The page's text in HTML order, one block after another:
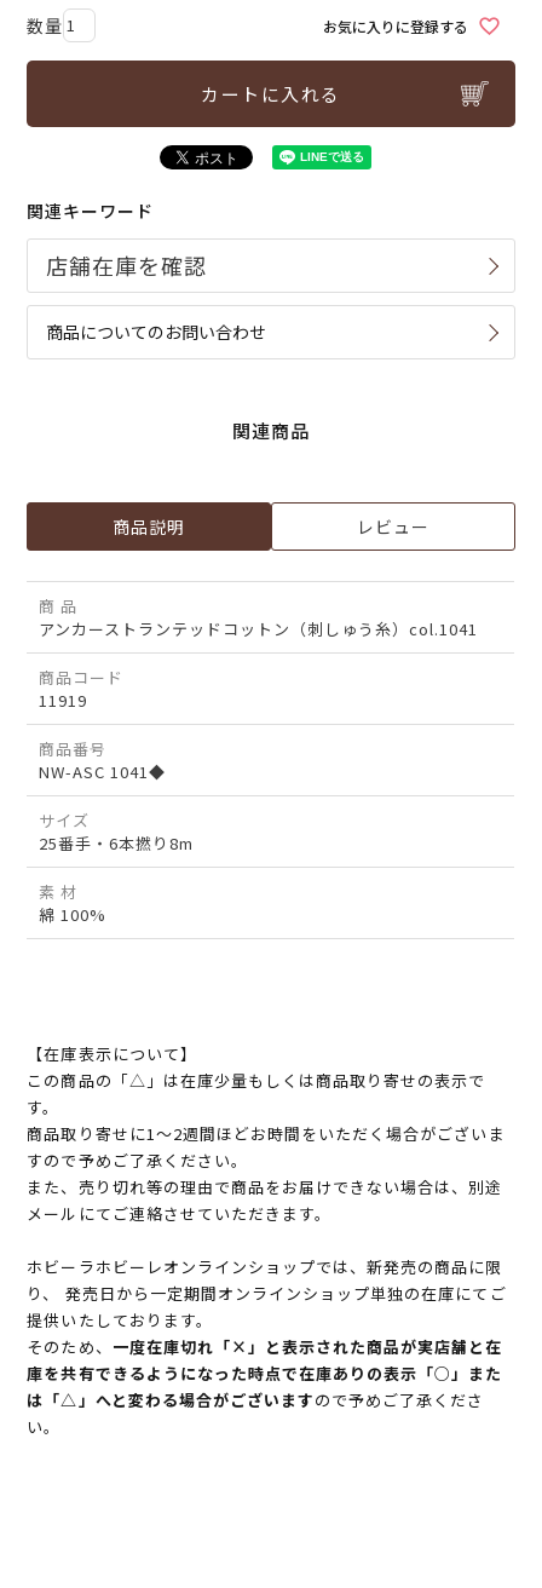
お気に入りに登録する
カートに入れる
関連キーワード
商品についてのお問い合わせ
関連商品
商品説明 レビュー
商 品
アンカーストランテッドコットン（刺しゅう糸）col.1041
商品コード
11919
商品番号
NW-ASC 1041◆
サイズ
25番手・6本撚り8m
素 材
綿 100%
【在庫表示について】
この商品の「△」は在庫少量もしくは商品取り寄せの表示で
す。
商品取り寄せに1～2週間ほどお時間をいただく場合がございま
すので予めご了承ください。
また、売り切れ等の理由で商品をお届けできない場合は、別途
メールにてご連絡させていただきます。
ホビーラホビーレオンラインショップでは、新発売の商品に限
り、 発売日から一定期間オンラインショップ単独の在庫にてご
提供いたしております。
そのため、 一度在庫切れ「×」と表示された商品が実店舗と在
庫を共有できるようになった時点で在庫ありの表示「○」また
は「△」へと変わる場合がございますので予めご了承くださ
い。